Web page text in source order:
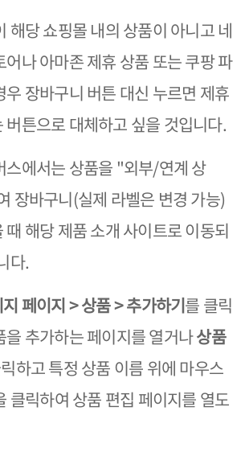
해당 쇼핑몰 내의 상품이 아니고 네
나 아마존 제휴 상품 또는 쿠팡 파
우 장바구니 버튼 대신 누르면 제휴
버튼으로 대체하고 싶을 것입니다.
스에서는 상품을 "외부/연계 상
장바구니(실제 라벨은 변경 가능)
해당 제품 소개 사이트로 이동되
다.
페이지 > 상품 > 추가하기를 클릭
을 추가하는 페이지를 열거나상품
하고 특정 상품 이름 위에 마우스
클릭하여 상품 편집 페이지를 열도